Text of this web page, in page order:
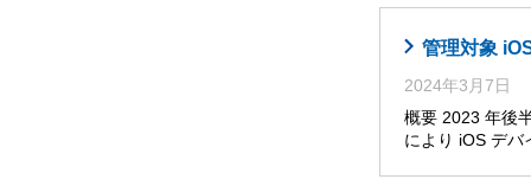
管理対象
2024年3月7日
概要 2023 年後
により iOS デ